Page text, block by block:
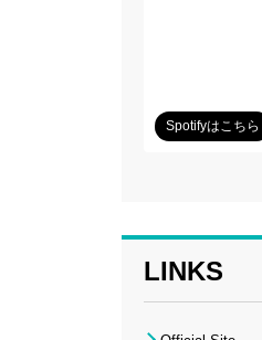
Spotifyはこちら
LINKS